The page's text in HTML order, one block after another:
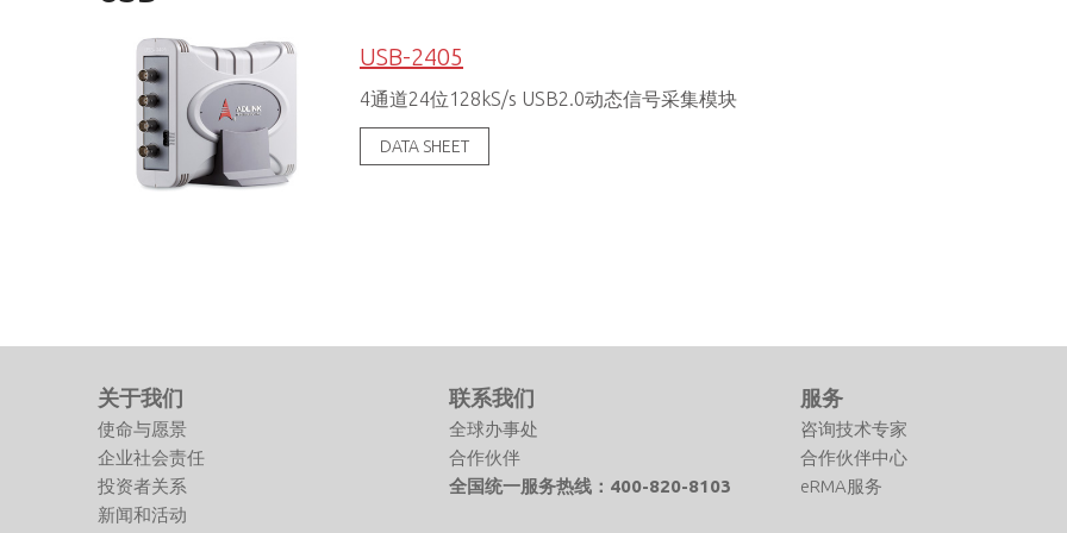
USB-2405
4通道24位128kS/s USB2.0动态信号采集模块
DATA SHEET
关于我们
使命与愿景
企业社会责任
投资者关系
新闻和活动
联系我们
全球办事处
合作伙伴
全国统一服务热线：400-820-8103
服务
咨询技术专家
合作伙伴中心
eRMA服务